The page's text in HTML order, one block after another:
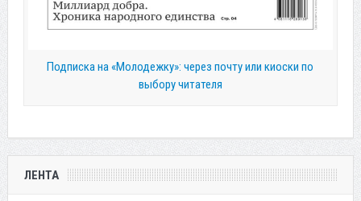
Подписка на «Молодежку»: через почту или киоски по
выбору читателя
ЛЕНТА